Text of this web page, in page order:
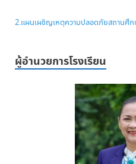
2.แผนเผชิญเหตุความปลอดภัยสถานศึก
ผู้อำนวยการโรงเรียน